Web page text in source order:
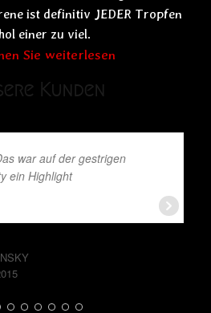
ist definitiv JEDER Tropfen
einer zu viel.
Sie weiterlesen
Kunden
war auf der gestrigen
ein Highlight